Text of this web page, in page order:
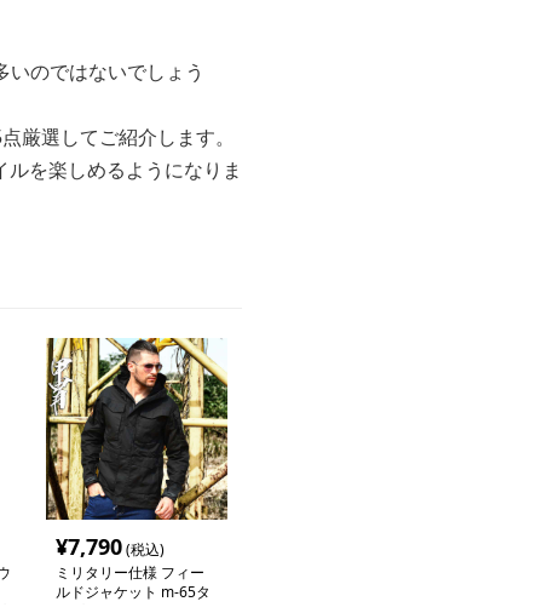
のではないでしょう
厳選してご紹介します。
を楽しめるようになりま
¥7,790(税込)
ミリタリー仕様 フィー
ルドジャケット m-65タ